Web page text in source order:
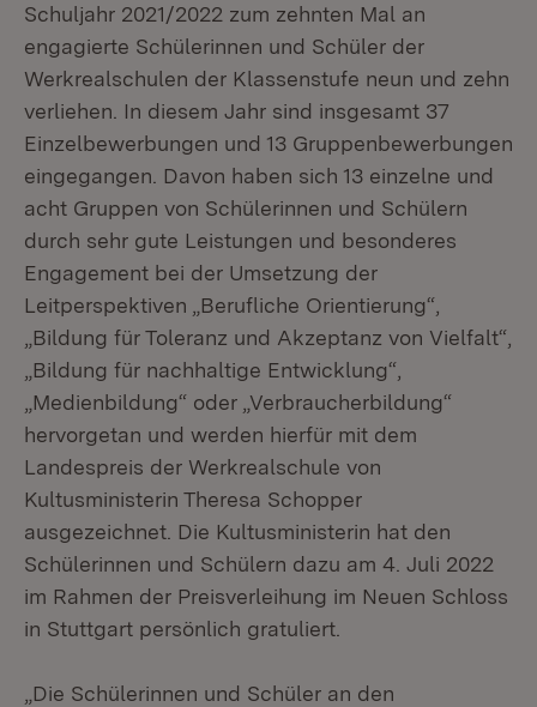
Schuljahr 2021/2022 zum zehnten Mal an
engagierte Schülerinnen und Schüler der
Werkrealschulen der Klassenstufe neun und zehn
verliehen. In diesem Jahr sind insgesamt 37
Einzelbewerbungen und 13 Gruppenbewerbungen
eingegangen. Davon haben sich 13 einzelne und
acht Gruppen von Schülerinnen und Schülern
durch sehr gute Leistungen und besonderes
Engagement bei der Umsetzung der
Leitperspektiven „Berufliche Orientierung“,
„Bildung für Toleranz und Akzeptanz von Vielfalt“,
„Bildung für nachhaltige Entwicklung“,
„Medienbildung“ oder „Verbraucherbildung“
hervorgetan und werden hierfür mit dem
Landespreis der Werkrealschule von
Kultusministerin Theresa Schopper
ausgezeichnet. Die Kultusministerin hat den
Schülerinnen und Schülern dazu am 4. Juli 2022
im Rahmen der Preisverleihung im Neuen Schloss
in Stuttgart persönlich gratuliert.
„Die Schülerinnen und Schüler an den